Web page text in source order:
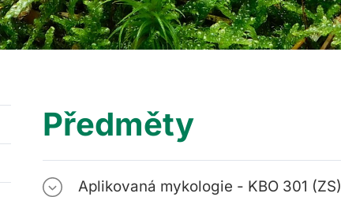
Předměty
Aplikovaná mykologie - KBO 301 (ZS)